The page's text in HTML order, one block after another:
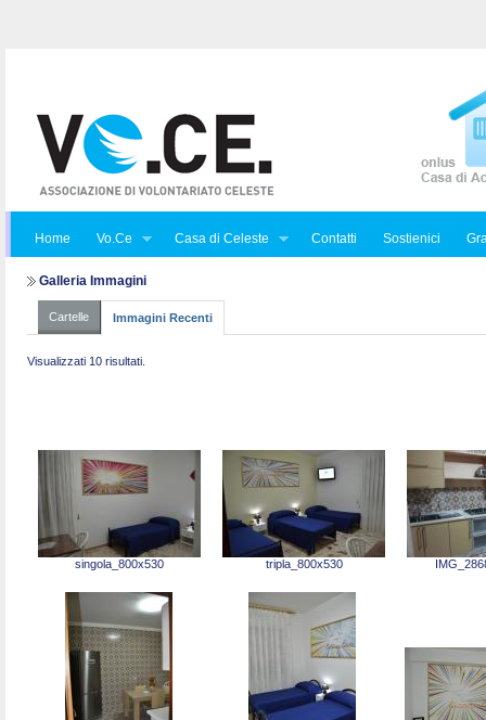
Home Vo.Ce Casa di Celeste Contatti Sostienici
Galleria Immagini
Cartelle Immagini Recenti
Visualizzati 10 risultati.
singola_800x530 tripla_800x530